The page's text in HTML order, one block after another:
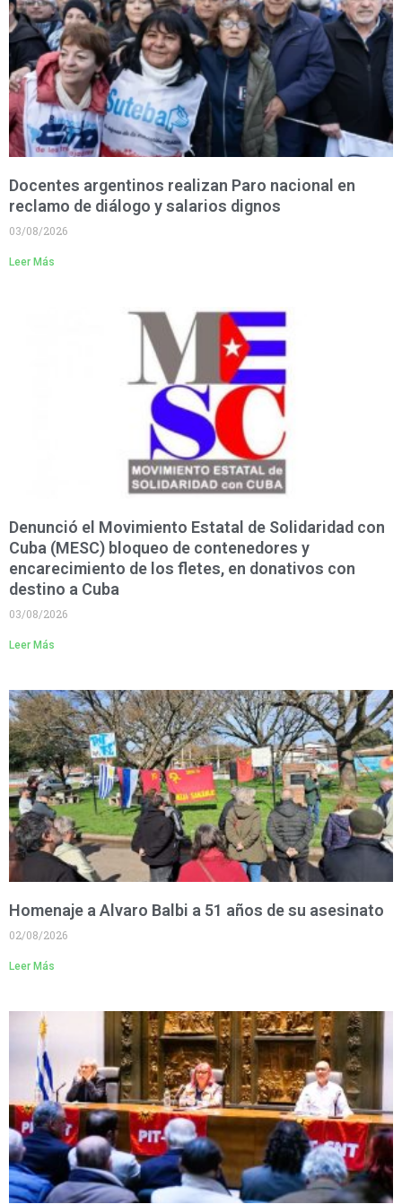
Docentes argentinos realizan Paro nacional en
reclamo de diálogo y salarios dignos
03/08/2026
Leer Más
Denunció el Movimiento Estatal de Solidaridad con
Cuba (MESC) bloqueo de contenedores y
encarecimiento de los fletes, en donativos con
destino a Cuba
03/08/2026
Leer Más
Homenaje a Alvaro Balbi a 51 años de su asesinato
02/08/2026
Leer Más